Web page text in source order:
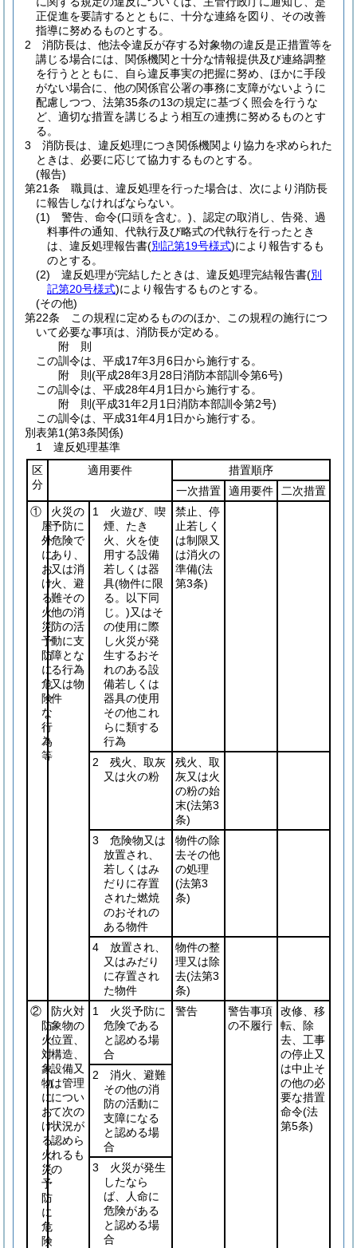
正促進を要請するとともに、十分な連絡を図り、その改善
指導に努めるものとする。
2
消防長は、他法令違反が存する対象物の違反是正措置等を
講じる場合には、関係機関と十分な情報提供及び連絡調整
を行うとともに、自ら違反事実の把握に努め、ほかに手段
がない場合に、他の関係官公署の事務に支障がないように
配慮しつつ、法第35条の13の規定に基づく照会を行うな
ど、適切な措置を講じるよう相互の連携に努めるものとす
る。
3
消防長は、違反処理につき関係機関より協力を求められた
ときは、必要に応じて協力するものとする。
(報告)
第21条
職員は、違反処理を行った場合は、次により消防長
に報告しなければならない。
(1)
警告、命令(口頭を含む。) 、認定の取消し、告発、過
料事件の通知、代執行及び略式の代執行を行ったとき
は、違反処理報告書(別記第19号様式)により報告するも
のとする。
(2)
違反処理が完結したときは、違反処理完結報告書(別
記第20号様式)により報告するものとする。
(その他)
第22条
この規程に定めるもののほか、この規程の施行につ
いて必要な事項は、消防長が定める。
附 則
この訓令は、平成17年3月6日から施行する。
附 則(平成28年3月28日消防本部訓令第6号)
この訓令は、平成28年4月1日から施行する。
附 則(平成31年2月1日消防本部訓令第2号)
この訓令は、平成31年4月1日から施行する。
別表第1(第3条関係)
1 違反処理基準
区
分
適用要件
措置順序
一次措置
適用要件
二次措置
①
屋
外
に
お
け
る
火
災
予
防
に
危
険
な
行
為
等
火災の
予防に
危険で
あり、
又は消
火、避
難その
他の消
防の活
動に支
障とな
る行為
又は物
件
1 火遊び、喫
煙、たき
火、火を使
用する設備
若しくは器
具(物件に限
る。以下同
じ。)又はそ
の使用に際
し火災が発
生するおそ
れのある設
備若しくは
器具の使用
その他これ
らに類する
行為
禁止、停
止若しく
は制限又
は消火の
準備(法
第3条)
2 残火、取灰
又は火の粉
残火、取
灰又は火
の粉の始
末(法第3
条)
3 危険物又は
放置され、
若しくはみ
だりに存置
された燃焼
のおそれの
ある物件
物件の除
去その他
の処理
(法第3
条)
4 放置され、
又はみだり
に存置され
た物件
物件の整
理又は除
去(法第3
条)
②
防
火
対
象
物
に
お
け
る
火
災
予
防
に
危
険
防火対
象物の
位置、
構造、
設備又
は管理
につい
て次の
状況が
認めら
れるも
の
1 火災予防に
危険である
と認める場
合
警告
警告事項
の不履行
改修、移
転、除
去、工事
の停止又
は中止そ
の他の必
要な措置
命令(法
第5条)
2 消火、避難
その他の消
防の活動に
支障になる
と認める場
合
3 火災が発生
したなら
ば、人命に
危険がある
と認める場
合